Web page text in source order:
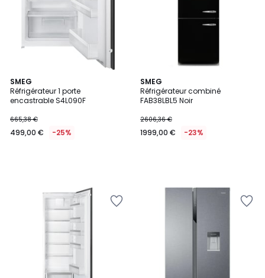
SMEG
Réfrigérateur 1 porte
encastrable S4L090F
665,38 €
499,00 € -25%
SMEG
Réfrigérateur combiné
FAB38LBL5 Noir
2606,36 €
1999,00 € -23%